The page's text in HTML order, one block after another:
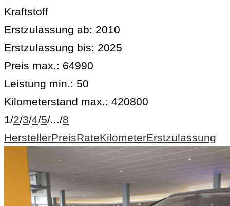
Kraftstoff
Erstzulassung ab: 2010
Erstzulassung bis: 2025
Preis max.: 64990
Leistung min.: 50
Kilometerstand max.: 420800
1/2/3/4/5/.../8
HerstellerPreisRateKilometerErstzulassung